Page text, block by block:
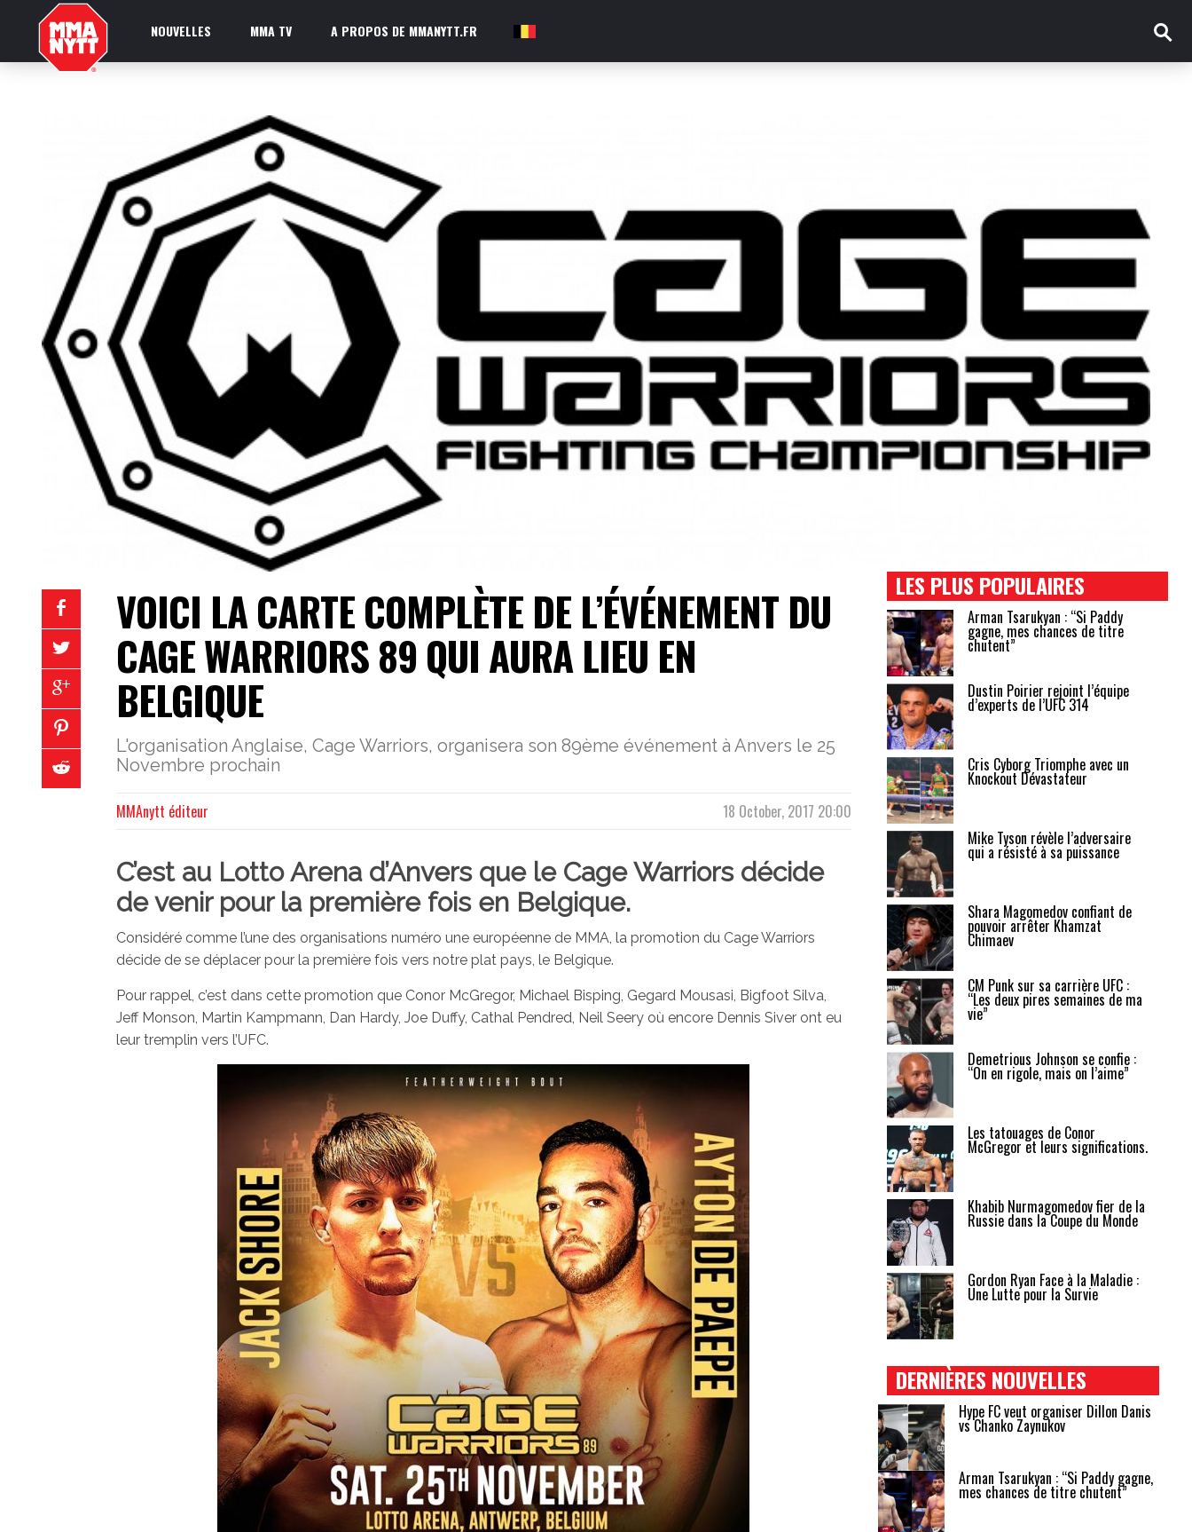
NOUVELLES MMA TV A PROPOS DE MMANYTT.FR FR
VOICI LA CARTE COMPLÈTE DE L’ÉVÉNEMENT DU
CAGE WARRIORS 89 QUI AURA LIEU EN
BELGIQUE
L'organisation Anglaise, Cage Warriors, organisera son 89ème événement à Anvers le 25
Novembre prochain
18 October, 2017 20:00
MMAnytt éditeur
C’est au Lotto Arena d’Anvers que le Cage Warriorsdécide
de venir pour la première fois en Belgique.
Considéré comme l’une des organisations numéro une européenne de MMA, la promotion du Cage Warriors
décide de se déplacer pour la première fois vers notre plat pays, le Belgique.
Pour rappel, c’est dans cette promotion que Conor McGregor, Michael Bisping, Gegard Mousasi, Bigfoot Silva,
Jeff Monson, Martin Kampmann, Dan Hardy, Joe Duffy, Cathal Pendred, Neil Seery où encore Dennis Siver ont eu
leur tremplin vers l’UFC.
LES PLUS POPULAIRES
Arman Tsarukyan : “Si Paddy
gagne, mes chances de titre
chutent”
Dustin Poirier rejoint l’équipe
d’experts de l’UFC 314
Cris Cyborg Triomphe avec un
Knockout Dévastateur
Mike Tyson révèle l’adversaire
qui a résisté à sa puissance
Shara Magomedov confiant de
pouvoir arrêter Khamzat
Chimaev
CM Punk sur sa carrière UFC :
“Les deux pires semaines de ma
vie”
Demetrious Johnson se confie :
“On en rigole, mais on l’aime”
Les tatouages de Conor
McGregor et leurs significations.
Khabib Nurmagomedov fier de la
Russie dans la Coupe du Monde
Gordon Ryan Face à la Maladie :
Une Lutte pour la Survie
DERNIÈRES NOUVELLES
Hype FC veut organiser Dillon Danis
vs Chanko Zaynukov
Arman Tsarukyan : “Si Paddy gagne,
mes chances de titre chutent”